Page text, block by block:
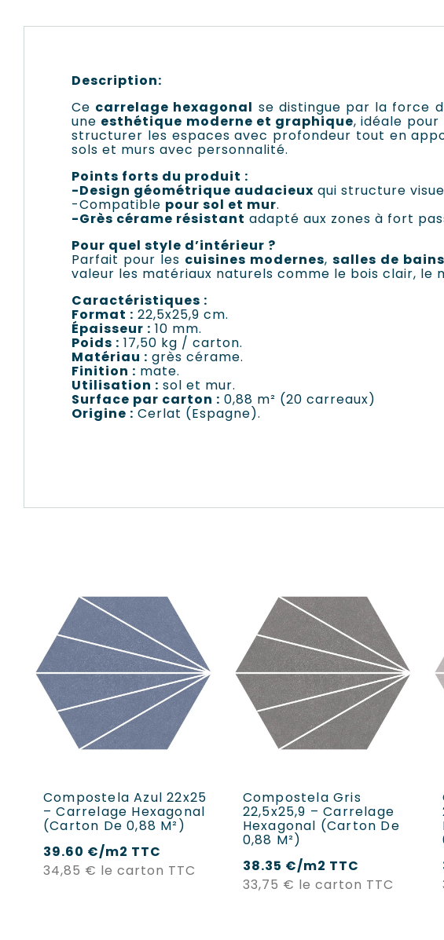
Description:
Ce carrelage hexagonal se distingue par la force
une esthétique moderne et graphique, idéale
structurer les espaces avec profondeur tout en
sols et murs avec personnalité.
Points forts du produit :
-Design géométrique audacieux qui structure
-Compatible pour sol et mur.
-Grès cérame résistant adapté aux zones à fort
Pour quel style d’intérieur ?
Parfait pour les cuisines modernes, salles de
valeur les matériaux naturels comme le bois clair,
Caractéristiques :
Format : 22,5x25,9 cm.
Épaisseur : 10 mm.
Poids : 17,50 kg / carton.
Matériau : grès cérame.
Finition : mate.
Utilisation : sol et mur.
Surface par carton : 0,88 m² (20 carreaux)
Origine : Cerlat (Espagne).
Compostela Azul 22x25
– Carrelage Hexagonal
(carton De 0,88 M²)
39.60 €/m2 TTC
34,85 € le carton TTC
Compostela Gris
22,5x25,9 – Carrelage
Hexagonal (carton De
0,88 M²)
38.35 €/m2 TTC
33,75 € le carton TTC